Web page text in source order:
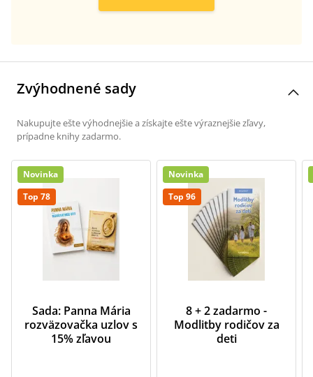
Zvýhodnené sady
Nakupujte ešte výhodnejšie a získajte ešte výraznejšie zľavy,
prípadne knihy zadarmo.
Novinka
Top 78
Sada: Panna Mária
rozväzovačka uzlov s
15% zľavou
Novinka
Top 96
8 + 2 zadarmo -
Modlitby rodičov za
deti